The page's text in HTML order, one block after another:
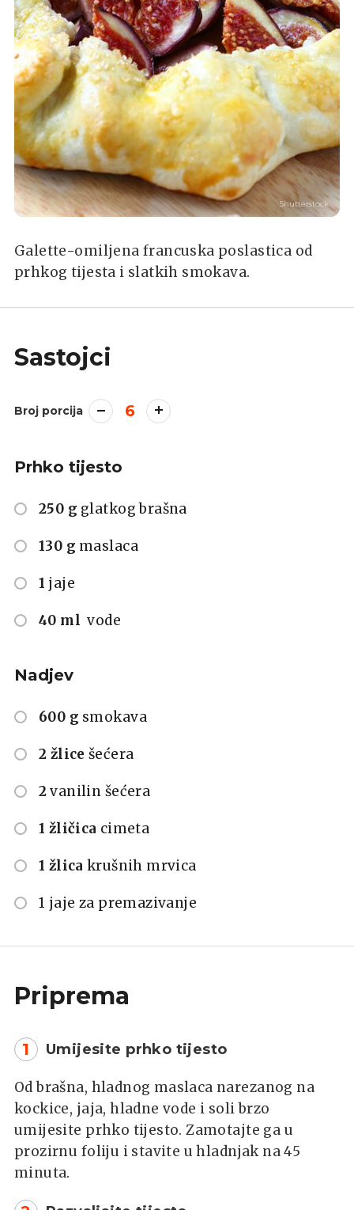
Shutterstock
Galette-omiljena francuska poslastica od
prhkog tijesta i slatkih smokava.
Sastojci
Broj porcija 6
Prhko tijesto
250 g glatkog brašna
130 g maslaca
1 jaje
40 ml vode
Nadjev
600 g smokava
2 žlice šećera
2 vanilin šećera
1 žličica cimeta
1 žlica krušnih mrvica
1 jaje za premazivanje
Priprema
1 Umijesite prhko tijesto
Od brašna, hladnog maslaca narezanog na
kockice, jaja, hladne vode i soli brzo
umijesite prhko tijesto. Zamotajte ga u
prozirnu foliju i stavite u hladnjak na 45
minuta.